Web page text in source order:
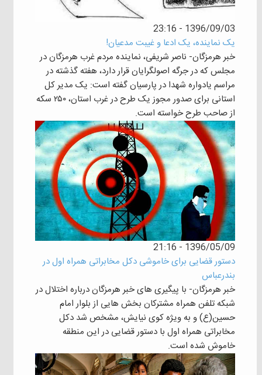
1396/09/03 - 23:16
یک نماینده، یک ادعا و غیبت مدعیان!
خبر هرمزگان- ناصر شریفی، نماینده مردم غرب هرمزگان در
مجلس که در جرگه اصولگرایان قرار دارد، هفته گذشته در
مراسم یادواره شهدا در پارسیان گفته است: یک مدیر کل
استانی برای صدور مجوز یک طرح در غرب استان، ۲۵۰ سکه
از صاحب طرح خواسته است.
1396/05/09 - 21:16
دستور قضایی برای خاموشی دکل مخابراتی همراه اول در
بندرعباس
خبر هرمزگان- با پیگیری های خبر هرمزگان درباره اختلال در
شبکه تلفن همراه مشترکان بخش هایی از بلوار امام
حسین(ع) و به ویژه کوی نیایش، مشخص شد دکل
مخابراتی همراه اول با دستور قضایی در این منطقه
خاموش شده است.